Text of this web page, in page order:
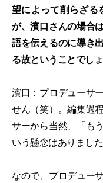
望によって削らざる
が、濱口さんの場合
語を伝えるのに導き
る故ということでしょ
濱口：プロデューサ
せん（笑）。編集過
サーから当然、「も
いう懸念はありました
なので、プロデュー